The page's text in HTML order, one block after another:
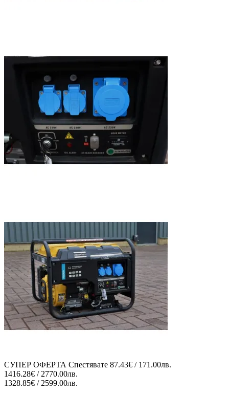
СУПЕР ОФЕРТА Спестявате 87.43€ / 171.00лв.
1416.28€ / 2770.00лв.
1328.85€ / 2599.00лв.